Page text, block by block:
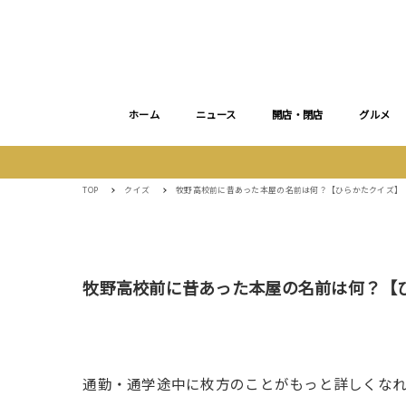
ホーム ニュース 開店・閉店 グルメ
TOP クイズ 牧野高校前に昔あった本屋の名前は何？【ひらかたクイズ】
牧野高校前に昔あった本屋の名前は何？【
通勤・通学途中に枚方のことがもっと詳しくな